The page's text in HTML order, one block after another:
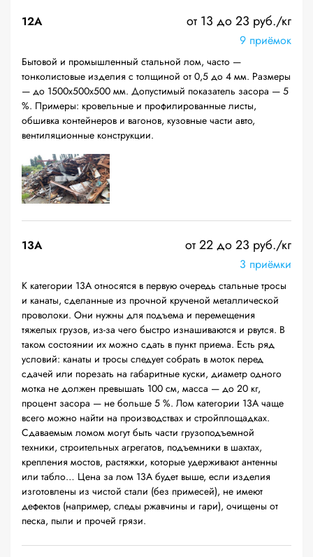
12A от 13 до 23 руб./кг
9 приёмок
Бытовой и промышленный стальной лом, часто —
тонколистовые изделия с толщиной от 0,5 до 4 мм. Размеры
— до 1500х500х500 мм. Допустимый показатель засора — 5
%. Примеры: кровельные и профилированные листы,
обшивка контейнеров и вагонов, кузовные части авто,
вентиляционные конструкции.
13А от 22 до 23 руб./кг
3 приёмки
К категории 13А относятся в первую очередь стальные тросы
и канаты, сделанные из прочной крученой металлической
проволоки. Они нужны для подъема и перемещения
тяжелых грузов, из-за чего быстро изнашиваются и рвутся. В
таком состоянии их можно сдать в пункт приема. Есть ряд
условий: канаты и тросы следует собрать в моток перед
сдачей или порезать на габаритные куски, диаметр одного
мотка не должен превышать 100 см, масса — до 20 кг,
процент засора — не больше 5 %. Лом категории 13А чаще
всего можно найти на производствах и стройплощадках.
Сдаваемым ломом могут быть части грузоподъемной
техники, строительных агрегатов, подъемники в шахтах,
крепления мостов, растяжки, которые удерживают антенны
или табло… Цена за лом 13А будет выше, если изделия
изготовлены из чистой стали (без примесей), не имеют
дефектов (например, следы ржавчины и гари), очищены от
песка, пыли и прочей грязи.